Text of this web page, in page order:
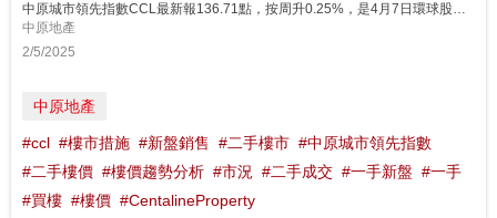
中原城市領先指數CCL最新報136.71點，按周升0.25%，是4月7日環球股市急挫，及4月9日中美互相加徵關稅當周市況。雖然CCL連升2周共0.26%，但升幅溫和，指數連續5周於136點水平窄幅徘徊。憂慮貿易衝突升級，經濟轉弱，買家態度審慎不願追價，惟業主則憧憬減息議價幅度較窄，雙方陷入拉鋸局面，而且市場大部份平價筍盤已消耗，導致二手成交大減，樓價出現爭持。由於中美局勢未明，加上一手新盤低價促銷...
中原地產
2/5/2025
中原地產
#ccl #樓市措施 #新盤銷售 #二手樓市 #中原城市領先指數
#二手樓價 #樓價趨勢分析 #市況 #二手成交 #一手新盤 #一手
#買樓 #樓價 #CentalineProperty